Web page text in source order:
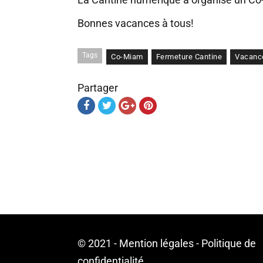
Bonnes vacances à tous!
Tags Co-Miam Fermeture Cantine
Partager
© 2021 - Mention légales- Politique de